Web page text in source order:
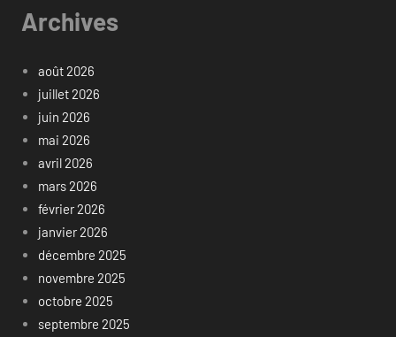
Archives
août 2026
juillet 2026
juin 2026
mai 2026
avril 2026
mars 2026
février 2026
janvier 2026
décembre 2025
novembre 2025
octobre 2025
septembre 2025